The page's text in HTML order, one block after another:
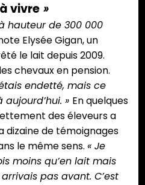
vivre »
hauteur de 300 000
Elysée Gigan, un
le lait depuis 2009.
chevaux en pension.
endetté, mais ce
» En quelques
des éleveurs a
dizaine de témoignages
le même sens. « Je
moins qu’en lait mais
pas avant. C’est